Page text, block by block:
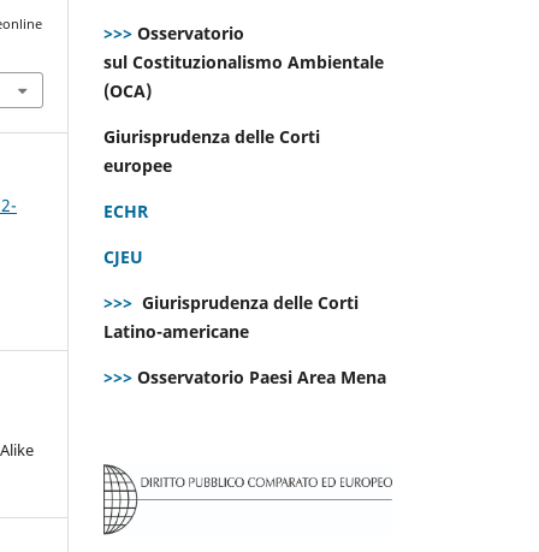
>>> Osservatorio
sul Costituzionalismo Ambientale
(OCA)
Giurisprudenza delle Corti
europee
ECHR
CJEU
>>> Giurisprudenza delle Corti
Latino-americane
>>> Osservatorio Paesi Area Mena